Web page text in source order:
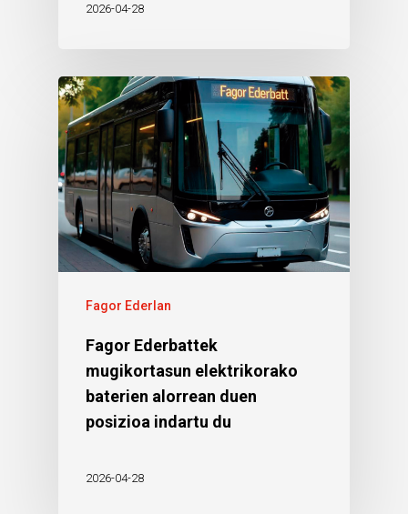
2026-04-28
Fagor Ederlan
Fagor Ederbattek
mugikortasun elektrikorako
baterien alorrean duen
posizioa indartu du
2026-04-28